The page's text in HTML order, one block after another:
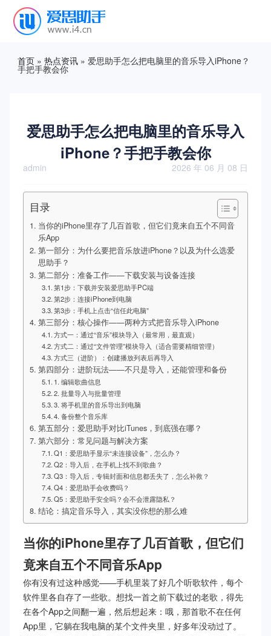
首页» 热点资讯» 爱思助手怎么把电脑里的音乐导入iPhone？
手把手教会你
爱思助手怎么把电脑里的音乐导入
iPhone？手把手教会你
admin 2026 年 06 月 08 日
目录
当你的iPhone里存了几百首歌，但它们竟来自五个不同音
乐App
第一部分：为什么要把音乐放进iPhone？以及为什么选爱
思助手？
第二部分：准备工作——下载安装与设备连接
第1步：下载并安装爱思助手PC端
第2步：连接iPhone到电脑
第3步：手机上点击“信任此电脑”
第三部分：核心操作——两种方式把音乐导入iPhone
方式一：通过“音乐”模块导入（最常用，最直观）
方式二：通过“文件管理”模块导入（适合需要精细管理）
方式三（进阶）：创建播放列表后再导入
第四部分：进阶玩法——不只是导入，还能管理和备份
1. 编辑歌曲信息
2. 批量导入与批量管理
3. 将手机里的音乐导出到电脑
4. 备份整个音乐库
第五部分：爱思助手对比iTunes，到底强在哪？
第六部分：常见问题与解决方案
Q1：爱思助手显示“未连接设备”，怎么办？
Q2：导入后，在手机上找不到歌曲？
Q3：导入后，专辑封面和信息都丢失了，怎么补救？
Q4：爱思助手会收费吗？
Q5：爱思助手安全吗？会不会泄露隐私？
结论：搞定音乐导入，其实没你想的那么难
当你的iPhone里存了几百首歌，但它们
竟来自五个不同音乐App
你有没有过这种感觉——手机里装了好几个听歌软件，每个
软件里各自存了一些歌。想找一首之前下载过的老歌，得先
在各个App之间翻一遍，然后想起来：哦，那首歌不在任何
App里，它躺在我电脑的某个文件夹里，好多年没动过了。